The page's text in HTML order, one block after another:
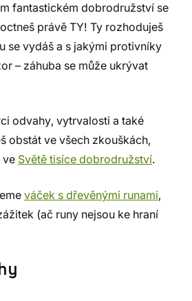
fantastickém dobrodružství se
právě TY! Ty rozhoduješ
se vydáš a s jakými protivníky
– záhuba se může ukrývat
odvahy, vytrvalosti a také
obstát ve všech zkouškách,
ve Světě tisíce dobrodružství.
váček s dřevěnými runami,
(ač runy nejsou ke hraní